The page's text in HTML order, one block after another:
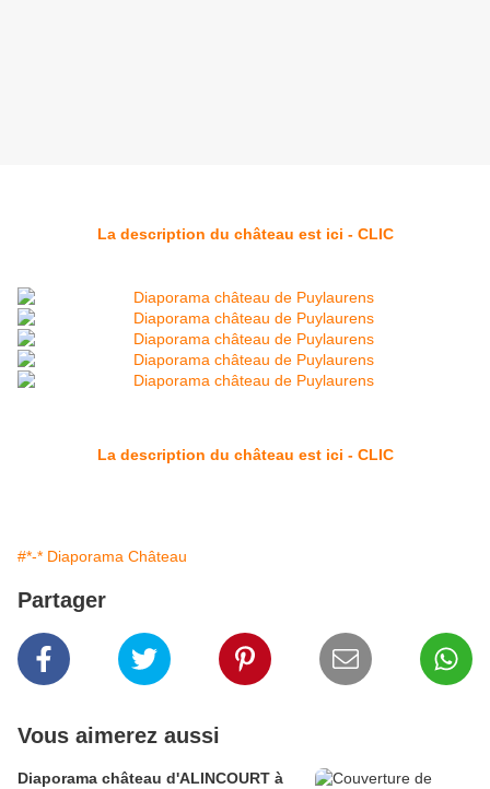
La description du château est ici - CLIC
La description du château est ici - CLIC
#*-* Diaporama Château
Partager
Vous aimerez aussi
Diaporama château d'ALINCOURT à